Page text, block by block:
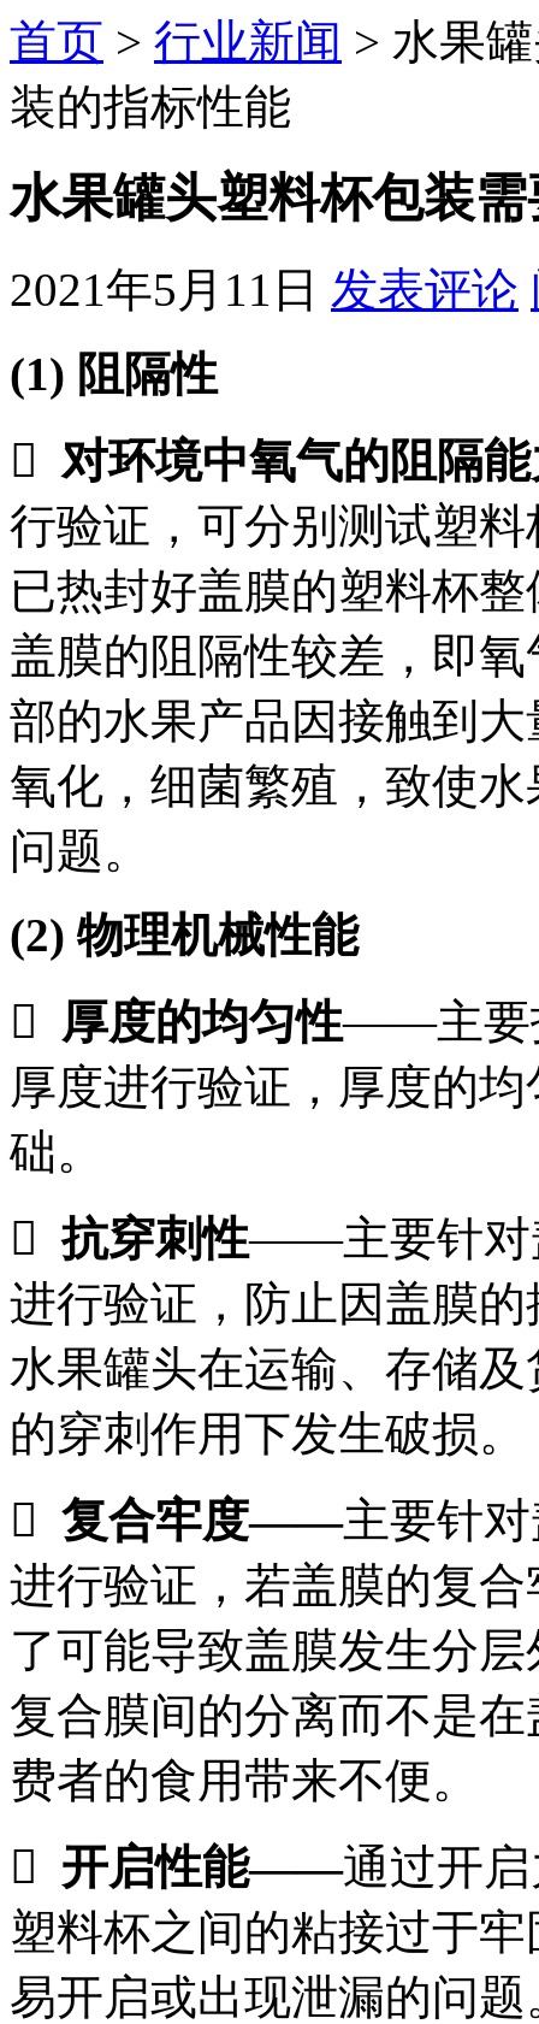
首页 > 行业新闻 > 水果
装的指标性能
水果罐头塑料杯包装
2021年5月11日 发表评论
(1) 阻隔性
 对环境中氧气的阻隔
行验证，可分别测试塑
已热封好盖膜的塑料杯
盖膜的阻隔性较差，即
部的水果产品因接触到
氧化，细菌繁殖，致使
问题。
(2) 物理机械性能
 厚度的均匀性——主要
厚度进行验证，厚度的
础。
抗穿刺性——主要针对
进行验证，防止因盖膜
水果罐头在运输、存储
的穿刺作用下发生破损。
 复合牢度——主要针
进行验证，若盖膜的复
了可能导致盖膜发生分
复合膜间的分离而不是
费者的食用带来不便。
 开启性能——通过开
塑料杯之间的粘接过于
易开启或出现泄漏的问题